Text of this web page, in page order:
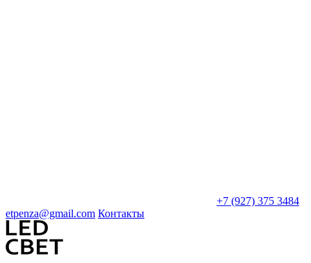
+7 (927) 375 3484
etpenza@gmail.com Контакты